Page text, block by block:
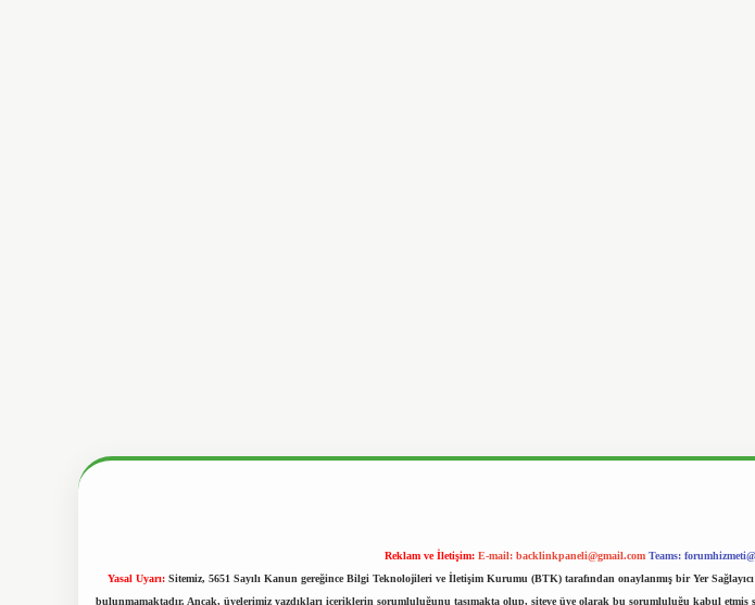
Reklam ve İletişim: E-mail: backlinkpaneli@gmail.com Teams:
Yasal Uyarı: Sitemiz, 5651 Sayılı Kanun gereğince Bilgi Teknolojileri ve İletişim Kurumu (BTK) tarafından onaylanmış bir Yer
bulunmamaktadır. Ancak, üyelerimiz yazdıkları içeriklerin sorumluluğunu taşımakta olup, siteye üye olarak bu sorumluluğu kabul